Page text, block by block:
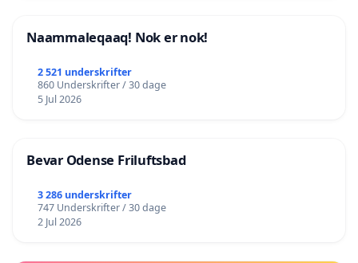
Naammaleqaaq! Nok er nok!
2 521 underskrifter
860 Underskrifter / 30 dage
5 Jul 2026
Bevar Odense Friluftsbad
3 286 underskrifter
747 Underskrifter / 30 dage
2 Jul 2026